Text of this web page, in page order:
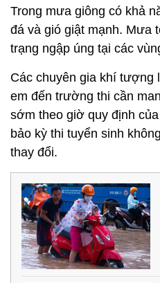
Trong mưa giông có khả
đá và gió giật mạnh. Mưa
trạng ngập úng tại các
Các chuyên gia khí tượng
em đến trường thi cần
sớm theo giờ quy định
bảo kỳ thi tuyển sinh
thay đổi.